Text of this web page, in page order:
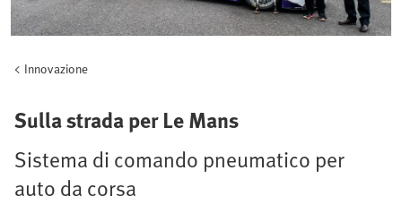
Innovazione
Sulla strada per Le Mans
Sistema di comando pneumatico per
auto da corsa